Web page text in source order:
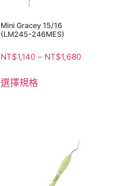
Mini Gracey 15/16
(LM245-246MES)
NT$1,140 – NT$1,680
選擇規格